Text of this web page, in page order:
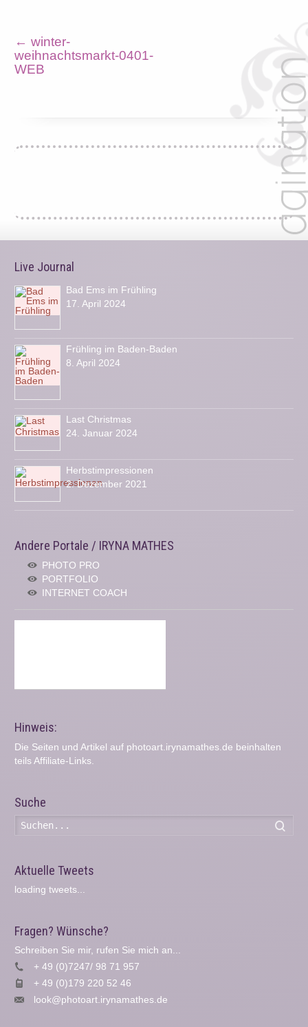
← winter-
weihnachtsmarkt-0401-
WEB
Live Journal
Bad Ems im Frühling
17. April 2024
Frühling im Baden-Baden
8. April 2024
Last Christmas
24. Januar 2024
Herbstimpressionen
2. Dezember 2021
Andere Portale / IRYNA MATHES
PHOTO PRO
PORTFOLIO
INTERNET COACH
Hinweis:
Die Seiten und Artikel auf photoart.irynamathes.de beinhalten
teils Affiliate-Links.
Suche
Aktuelle Tweets
loading tweets...
Fragen? Wünsche?
Schreiben Sie mir, rufen Sie mich an...
+ 49 (0)7247/ 98 71 957
+ 49 (0)179 220 52 46
look@photoart.irynamathes.de